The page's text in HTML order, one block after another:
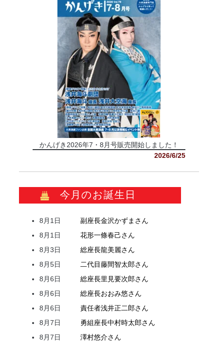
かんげき2026年7・8月号販売開始しました！
2026/6/25
今月のお誕生日
8月1日 副座長金沢かずま さん
8月1日
花形一條春己さん
8月3日
総座長龍美麗さん
8月5日
二代目藤間智太郎さん
8月6日
総座長里見要次郎さん
8月6日
総座長おおみ悠さん
8月6日
責任者浅井正二郎さん
8月7日
勇組座長中村時太郎さん
8月7日
澤村悠介さん